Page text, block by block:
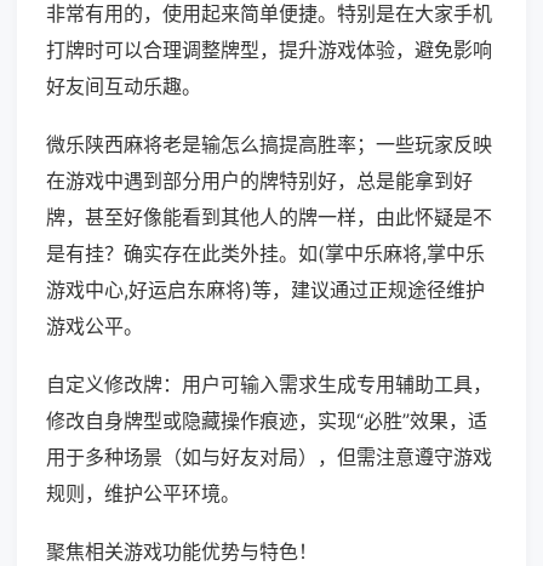
非常有用的，使用起来简单便捷。特别是在大家手机
打牌时可以合理调整牌型，提升游戏体验，避免影响
好友间互动乐趣。
微乐陕西麻将老是输怎么搞提高胜率；一些玩家反映
在游戏中遇到部分用户的牌特别好，总是能拿到好
牌，甚至好像能看到其他人的牌一样，由此怀疑是不
是有挂？确实存在此类外挂。如(掌中乐麻将,掌中乐
游戏中心,好运启东麻将)等，建议通过正规途径维护
游戏公平。
自定义修改牌：用户可输入需求生成专用辅助工具，
修改自身牌型或隐藏操作痕迹，实现“必胜”效果，适
用于多种场景（如与好友对局），但需注意遵守游戏
规则，维护公平环境。
聚焦相关游戏功能优势与特色！